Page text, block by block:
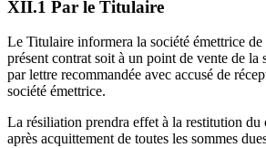
XII.1 Par le Titulaire
Le Titulaire informera la société émettrice
présent contrat soit à un point de vente de la
par lettre recommandée avec accusé de
société émettrice.
La résiliation prendra effet à la restitution du
après acquittement de toutes les sommes